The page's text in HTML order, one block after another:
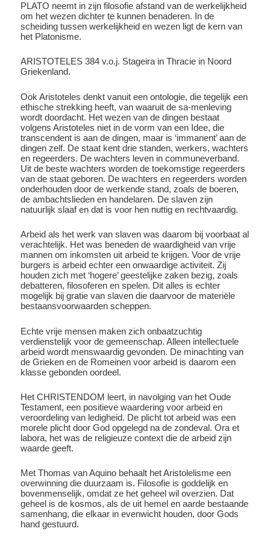
PLATO neemt in zijn filosofie afstand van de werkelijkheid
om het wezen dichter te kunnen benaderen. In de
scheiding tussen werkelijkheid en wezen ligt de kern van
het Platonisme.
ARISTOTELES 384 v.o.j. Stageira in Thracie in Noord
Griekenland.
Ook Aristoteles denkt vanuit een ontologie, die tegelijk een
ethische strekking heeft, van waaruit de sa-menleving
wordt doordacht. Het wezen van de dingen bestaat
volgens Aristoteles niet in de vorm van een Idee, die
transcendent is aan de dingen, maar is ‘immanent’ aan de
dingen zelf. De staat kent drie standen, werkers, wachters
en regeerders. De wachters leven in communeverband.
Uit de beste wachters worden de toekomstige regeerders
van de staat geboren. De wachters en regeerders worden
onderhouden door de werkende stand, zoals de boeren,
de ambachtslieden en handelaren. De slaven zijn
natuurlijk slaaf en dat is voor hen nuttig en rechtvaardig.
Arbeid als het werk van slaven was daarom bij voorbaat al
verachtelijk. Het was beneden de waardigheid van vrije
mannen om inkomsten uit arbeid te krijgen. Voor de vrije
burgers is arbeid echter een onwaardige activiteit. Zij
houden zich met ‘hogere’ geestelijke zaken bezig, zoals
debatteren, filosoferen en spelen. Dit alles is echter
mogelijk bij gratie van slaven die daarvoor de materiële
bestaansvoorwaarden scheppen.
Echte vrije mensen maken zich onbaatzuchtig
verdienstelijk voor de gemeenschap. Alleen intellectuele
arbeid wordt menswaardig gevonden. De minachting van
de Grieken en de Romeinen voor arbeid is daarom een
klasse gebonden oordeel.
Het CHRISTENDOM leert, in navolging van het Oude
Testament, een positieve waardering voor arbeid en
veroordeling van ledigheid. De plicht tot arbeid was een
morele plicht door God opgelegd na de zondeval. Ora et
labora, het was de religieuze context die de arbeid zijn
waarde geeft.
Met Thomas van Aquino behaalt het Aristolelisme een
overwinning die duurzaam is. Filosofie is goddelijk en
bovenmenselijk, omdat ze het geheel wil overzien. Dat
geheel is de kosmos, als de uit hemel en aarde bestaande
samenhang, die elkaar in evenwicht houden, door Gods
hand gestuurd.